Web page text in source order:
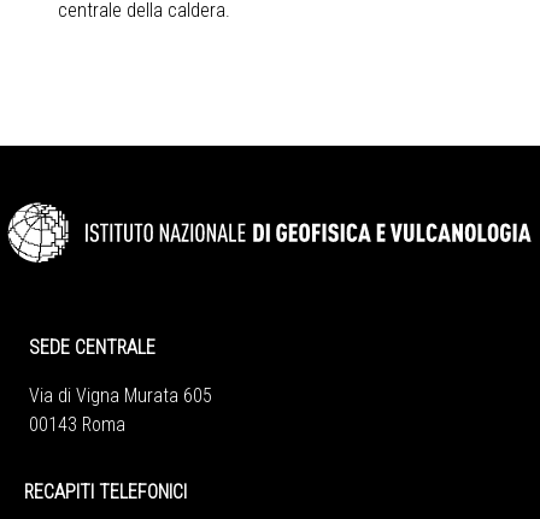
centrale della caldera.
SEDE CENTRALE
Via di Vigna Murata 605
00143 Roma
RECAPITI TELEFONICI